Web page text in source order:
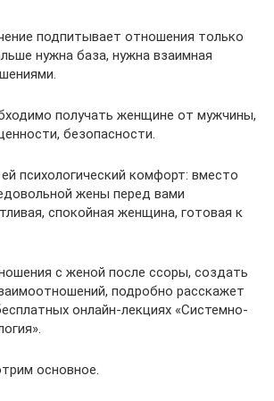
подпитывает отношения только
нужна база, нужна взаимная
получать женщине от мужчины,
безопасности.
психологический комфорт: вместо
жены перед вами
спокойная женщина, готовая к
с женой после ссоры, создать
подробно расскажет
онлайн-лекциях «Системно-
основное.